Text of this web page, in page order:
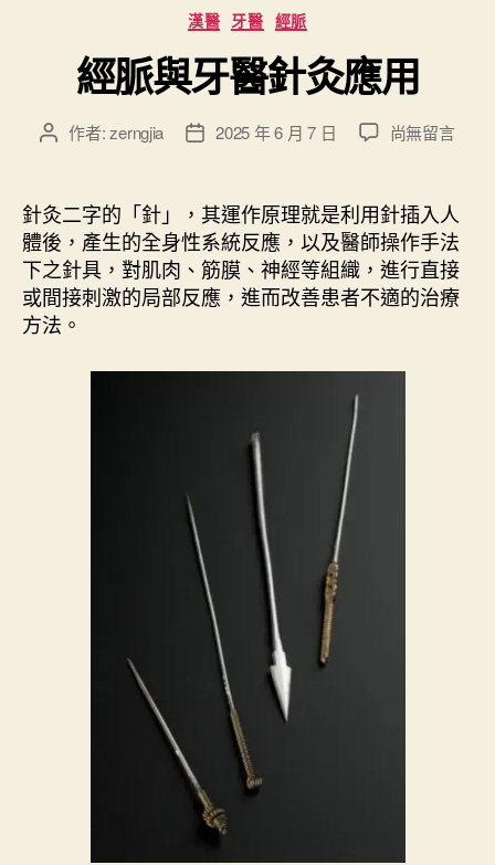
培
好
姿
勢
練
”
分
類
漢醫 牙醫 經脈
經脈與牙醫針灸應用
文
者
作者:zerngjia
文
佈
日
期
2025 年 6 月 7 日
在
脈
與
牙
醫
針
用
尚無留言
針灸二字的「針」，其運作原理就是利用針插入人
體後，產生的全身性系統反應，以及醫師操作手法
下之針具，對肌肉、筋膜、神經等組織，進行直接
或間接刺激的局部反應，進而改善患者不適的治療
方法。